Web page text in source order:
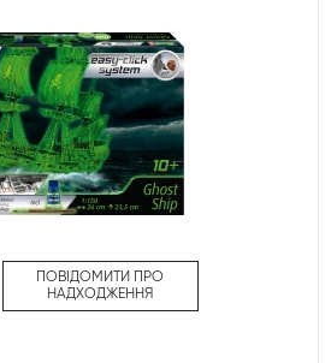
ПОВІДОМИТИ ПРО
НАДХОДЖЕННЯ